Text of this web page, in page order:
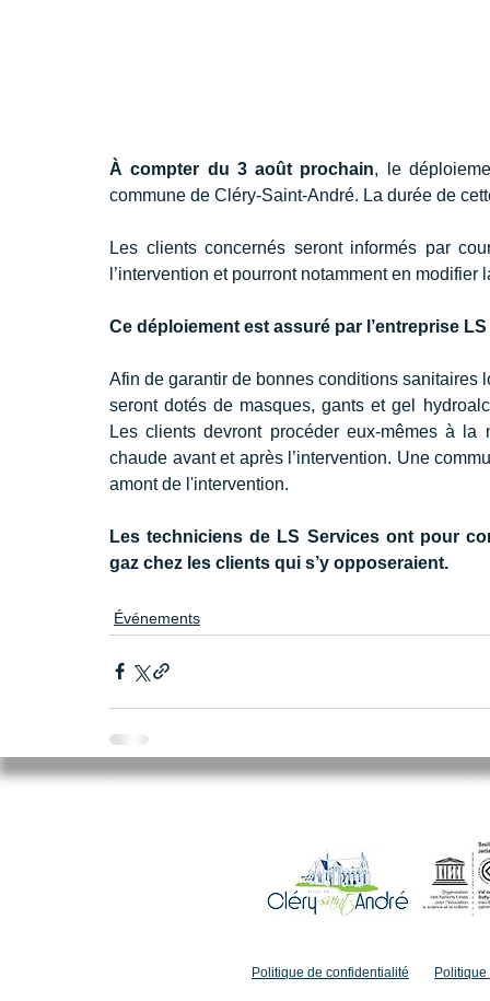
À compter du 3 août prochain, le
commune de Cléry-Saint-André. La durée de
Les clients concernés seront informés par
l’intervention et pourront notamment en modifier
Ce déploiement est assuré par l’entreprise
Afin de garantir de bonnes conditions sanitaires
seront dotés de masques, gants et gel
Les clients devront procéder eux-mêmes à
chaude avant et après l’intervention. Une
amont de l'intervention.
Les techniciens de LS Services ont pour
gaz chez les clients qui s’y opposeraient.
Événements
Politique de confidentialité Politique